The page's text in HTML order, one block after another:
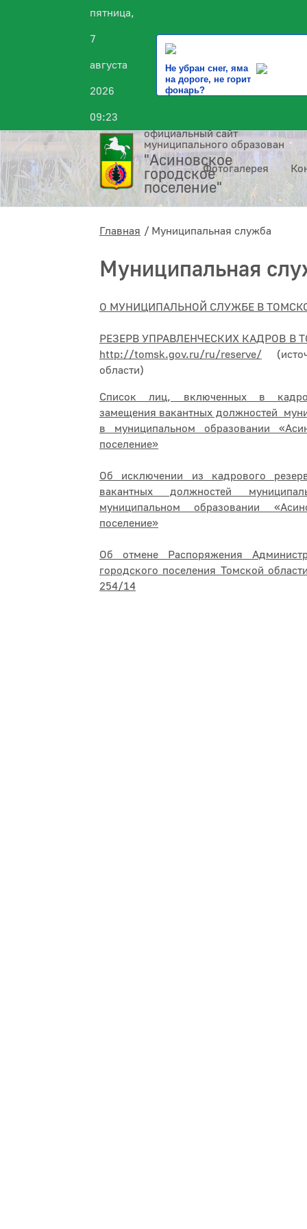
пятница,
7
августа
2026
09:23
Не убран снег, яма
на дороге, не горит
фонарь?
официальный сайт
муниципального образования
"Асиновское
городское
поселение"
Фотогалерея
Главная Муниципальная служба
Муниципальная
О МУНИЦИПАЛЬНОЙ СЛУЖБЕ В
РЕЗЕРВ УПРАВЛЕНЧЕСКИХ КАДРОВ В
http://tomsk.gov.ru/ru/reserve/
области)
Список лиц, включенных в
замещения вакантных должностей
в муниципальном образовании
поселение»
Об исключении из кадрового
вакантных должностей
муниципальном образовании
поселение»
Об отмене Распоряжения
городского поселения Томской
254/14